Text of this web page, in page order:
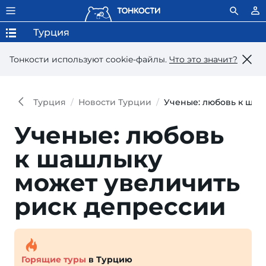
Тонкости используют сookie-файлы. Что это значит?
Турция
Турция Новости Турции Ученые: любовь к
Ученые: любовь
к шашлы­ку
может уве­личить
риск депрессии
Горящие туры в Турцию